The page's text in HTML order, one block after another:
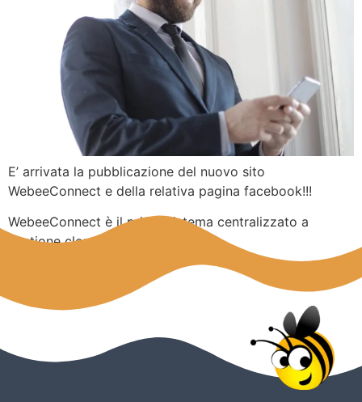
E’ arrivata la pubblicazione del nuovo sito
WebeeConnect e della relativa pagina facebook!!!
WebeeConnect è il primo sistema centralizzato a
gestione cloud per reti Wireless.